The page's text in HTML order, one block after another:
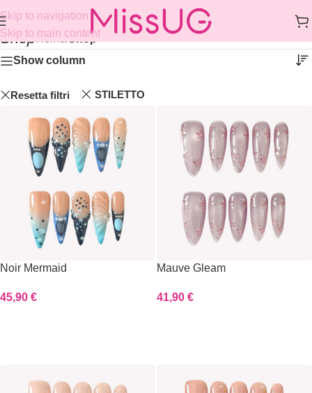
Skip to navigation
Skip to main content
ShopHome/Shop
Show column
Resetta filtri STILETTO
Noir Mermaid
45,90 €
Mauve Gleam
41,90 €